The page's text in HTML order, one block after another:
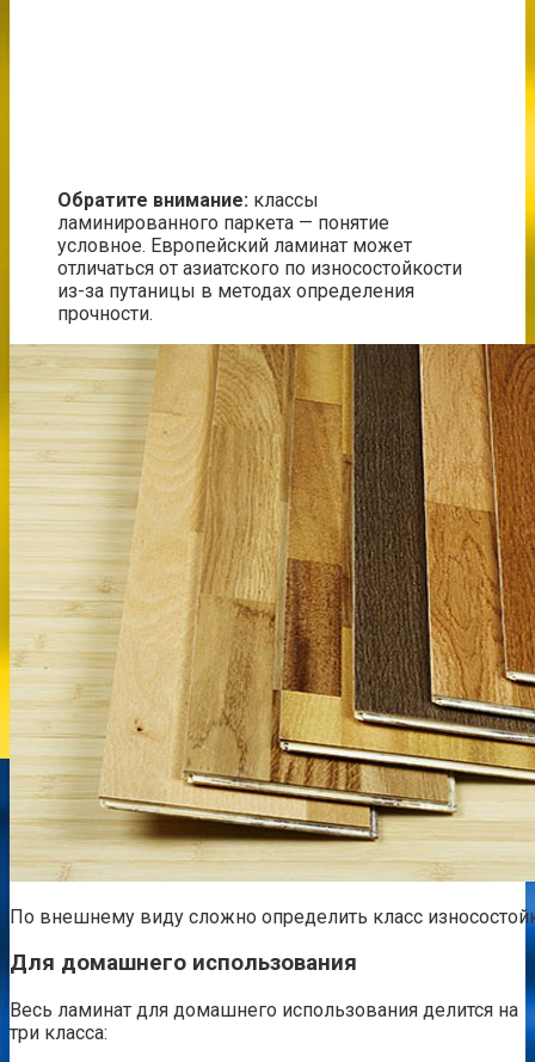
Обратите внимание: классы
ламинированного паркета — понятие
условное. Европейский ламинат может
отличаться от азиатского по износостойкости
из-за путаницы в методах определения
прочности.
По внешнему виду сложно определить класс
Для домашнего использования
Весь ламинат для домашнего использования делится на
три класса: